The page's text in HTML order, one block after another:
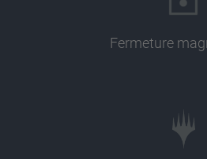
Fermeture